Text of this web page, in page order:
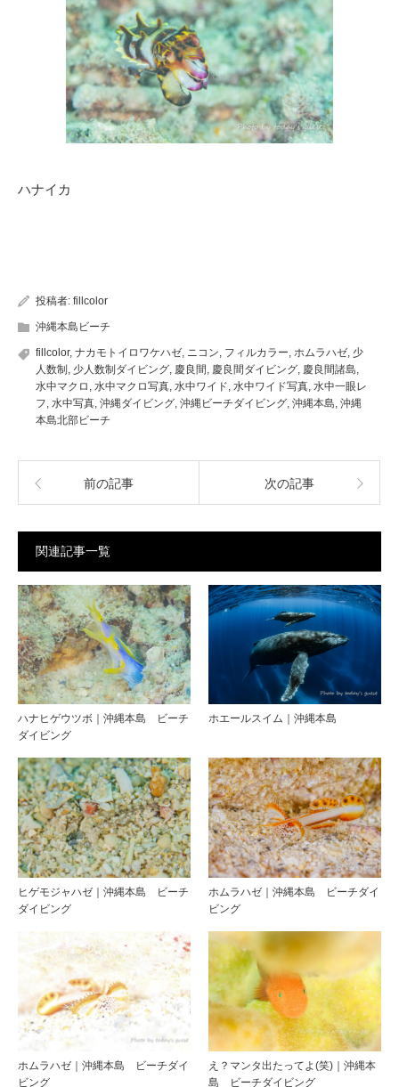
ハナイカ
投稿者: fillcolor
沖縄本島ビーチ
fillcolor, ナカモトイロワケハゼ ニコン フィルカラー ホムラハゼ 少
人数制 少人数制ダイビング 慶良間 慶良間ダイビング 慶良間諸島
水中マクロ 水中マクロ写真 水中ワイド 水中ワイド写真 水中一眼レ
フ 水中写真 沖縄ダイビング 沖縄ビーチダイビング 沖縄本島 沖縄
本島北部ビーチ
前の記事 次の記事
関連記事一覧
ハナヒゲウツボ｜沖縄本島 ビーチ
ダイビング
ホエールスイム｜沖縄本島
ヒゲモジャハゼ｜沖縄本島 ビーチ
ダイビング
ホムラハゼ｜沖縄本島 ビーチダイ
ビング
ホムラハゼ｜沖縄本島 ビーチダイ
ビング
え？マンタ出たってよ(笑)｜沖縄本
島 ビーチダイビング